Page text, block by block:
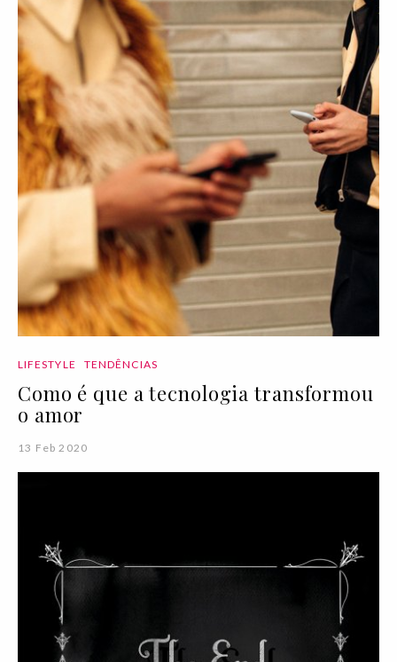
LIFESTYLE TENDÊNCIAS
Como é que a tecnologia transformou
o amor
13 Feb 2020